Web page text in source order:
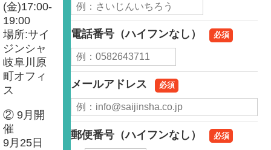
電話番号（ハイフンなし） 必須
メールアドレス 必須
郵便番号（ハイフンなし） 必須
(金)17:00-
19:00
場所:サイ
ジンシャ
岐阜川原
町オフィ
ス
② 9月開
催
9月25日